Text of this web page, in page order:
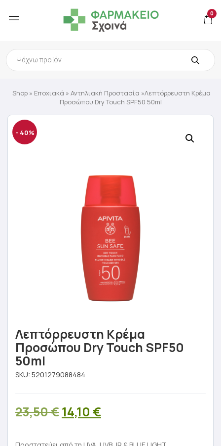
0
Products
search
Shop » Εποχιακά » Αντηλιακή Προστασία »Λεπτόρρευστη Kρέμα
Προσώπου Dry Touch SPF50 50ml
- 40%
Λεπτόρρευστη Kρέμα
Προσώπου Dry Touch SPF50
50ml
SKU: 5201279088484
23,50€Original
14,10 €Η